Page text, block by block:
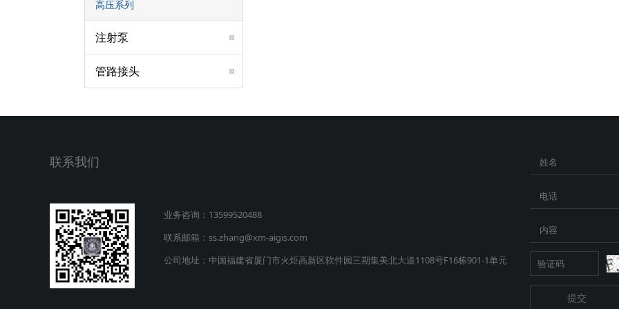
高压系列
注射泵
管路接头
联系我们
业务咨询：13599520488
联系邮箱：ss.zhang@xm-aigis.com
公司地址：中国福建省厦门市火炬高新区软件园三期集美北大道1108号F16栋901-1单元
姓名
电话
内容
提交